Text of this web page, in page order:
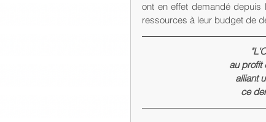
ont en effet demandé depuis
ressources à leur budget de
au profit
alliant
ce